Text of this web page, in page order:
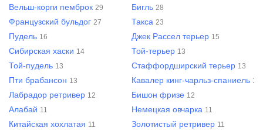
Вельш-корги пемброк 29 Бигль 28
Французский бульдог 27 Такса 23
Пудель 16 Джек Рассел терьер 15
Сибирская хаски 14 Той-терьер 13
Той-пудель 13 Стаффордширский терьер 13
Пти брабансон 13 Кавалер кинг-чарльз-спаниель 13
Лабрадор ретривер 12 Бишон фризе 12
Алабай 11 Немецкая овчарка 11
Китайская хохлатая 11 Золотистый ретривер 11